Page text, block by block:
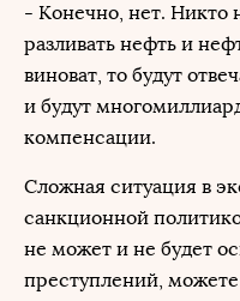
- Конечно, нет. Никто
разливать нефть и
виноват, то будут
и будут
компенсации.
Сложная ситуация в
санкционной
не может и не будет
преступлений, можете